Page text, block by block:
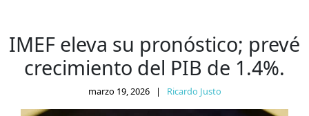
IMEF eleva su pronóstico; prevé
crecimiento del PIB de 1.4%.
marzo 19, 2026 | Ricardo Justo